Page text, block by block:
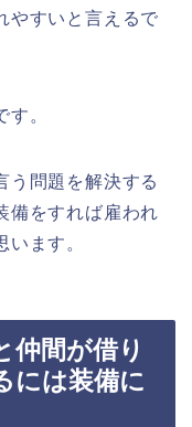
やすいと言えるで
。
う問題を解決する
備をすれば雇われ
ます。
仲間が借り
には装備に